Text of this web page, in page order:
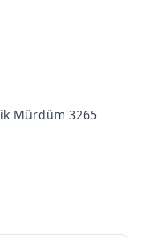
Mürdüm 3265